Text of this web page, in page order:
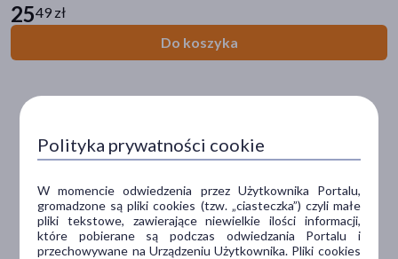
2549 zł
Do koszyka
Młotki neurologiczne
Torby, kosmetyczki medyczne
Filtry
Wysyłka 0 zł(2)
Zestaw(6)
Polityka prywatności cookie
W momencie odwiedzenia przez Użytkownika Portalu,
gromadzone są pliki cookies (tzw. „ciasteczka”) czyli małe
pliki tekstowe, zawierające niewielkie ilości informacji,
które pobierane są podczas odwiedzania Portalu i
przechowywane na Urządzeniu Użytkownika. Pliki cookies